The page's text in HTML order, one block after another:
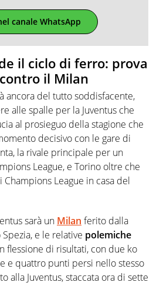
canale WhatsApp
il ciclo di ferro: prova
il Milan
ancora del tutto soddisfacente,
alle spalle per la Juventus che
al prosieguo della stagione che
decisivo con le gare di
la rivale principale per un
League, e Torino oltre che
Champions League in casa del
sarà un Milan ferito dalla
e le relative polemiche
flessione di risultati, con due ko
e quattro punti persi nello stesso
alla Juventus, staccata ora di sette